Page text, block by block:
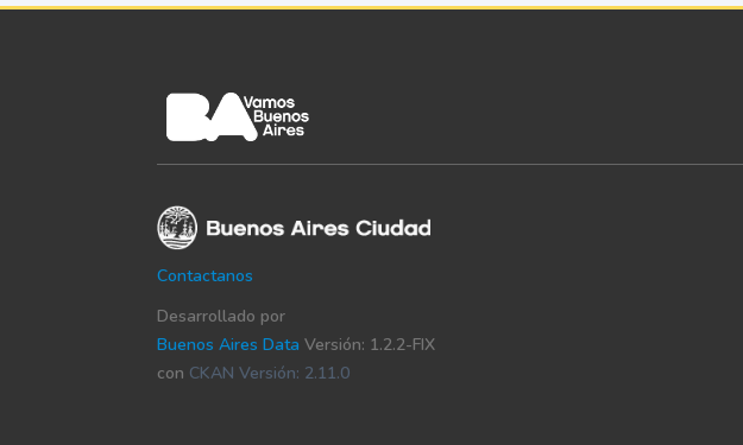
Contactanos
Desarrollado por
Buenos Aires Data Versión: 1.2.2-FIX
con CKAN Versión: 2.11.0